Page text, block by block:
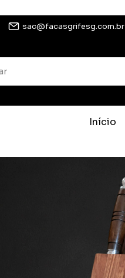
sac@facasgrifesg.com.br
Início